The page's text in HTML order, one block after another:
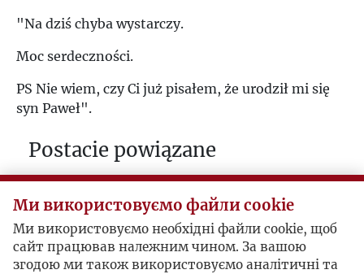
"Na dziś chyba wystarczy.
Moc serdeczności.
PS Nie wiem, czy Ci już pisałem, że urodził mi się
syn Paweł".
Postacie powiązane
Bohater:Jerzy Giedroyc
Ми використовуємо файли cookie
Ми використовуємо необхідні файли cookie, щоб
сайт працював належним чином. За вашою
згодою ми також використовуємо аналітичні та